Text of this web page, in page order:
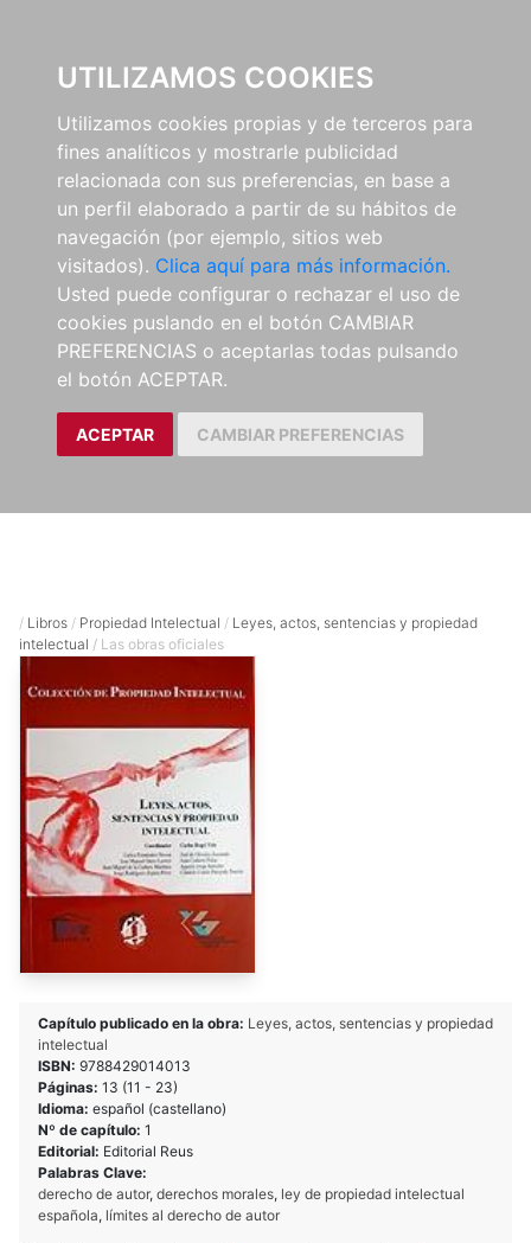
UTILIZAMOS COOKIES
Utilizamos cookies propias y de terceros para
fines analíticos y mostrarle publicidad
relacionada con sus preferencias, en base a
un perfil elaborado a partir de su hábitos de
navegación (por ejemplo, sitios web
visitados). Clica aquí para más información.
Usted puede configurar o rechazar el uso de
cookies puslando en el botón CAMBIAR
PREFERENCIAS o aceptarlas todas pulsando
el botón ACEPTAR.
ACEPTAR CAMBIAR PREFERENCIAS
/ Libros / Propiedad Intelectual / Leyes, actos, sentencias y propiedad
intelectual / Las obras oficiales
Capítulo publicado en la obra: Leyes, actos, sentencias y propiedad
intelectual
ISBN: 9788429014013
Páginas: 13 (11 - 23)
Idioma: español (castellano)
Nº de capítulo: 1
Editorial: Editorial Reus
Palabras Clave:
derecho de autor, derechos morales, ley de propiedad intelectual
española, límites al derecho de autor